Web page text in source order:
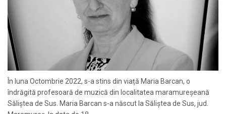
În luna Octombrie 2022, s-a stins din viață Maria Barcan, o
îndrăgită profesoară de muzică din localitatea maramureșeană
Săliștea de Sus. Maria Barcan s-a născut la Săliștea de Sus, jud.